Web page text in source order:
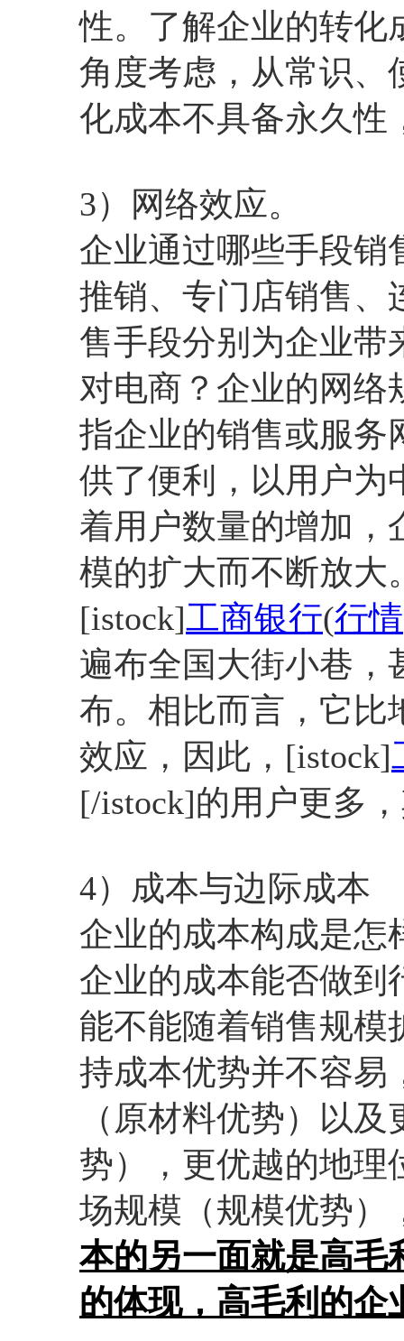
性。了解企业的转化
角度考虑，从常识、
化成本不具备永久性
3）网络效应。
企业通过哪些手段销
推销、专门店销售、
售手段分别为企业带
对电商？企业的网络
指企业的销售或服务
供了便利，以用户为
着用户数量的增加，
模的扩大而不断放大
[istock]工商银行(行情
遍布全国大街小巷，
布。相比而言，它比
效应，因此，[istock]
[/istock]的用户更多
4）成本与边际成本
企业的成本构成是怎
企业的成本能否做到
能不能随着销售规模
持成本优势并不容易
（原材料优势）以
势），更优越的地理
场规模（规模优势）
本的另一面就是高毛
的体现，高毛利的企